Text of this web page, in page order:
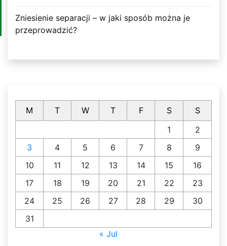
Zniesienie separacji – w jaki sposób można je
przeprowadzić?
M T W T F S
S
1
2
3
4 5 6 7 8
9
10
11 12 13 14 15
16
17
18 19 20 21 22
23
24
25 26 27 28 29
30
31
« Jul